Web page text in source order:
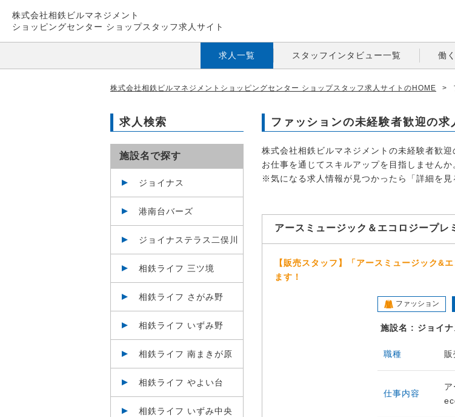
株式会社相鉄ビルマネジメント
ショッピングセンター ショップスタッフ求人サイト
求人一覧 スタッフインタビュー一覧 働
株式会社相鉄ビルマネジメントショッピングセンター ショップスタッフ求人サイトのHOME >
求人検索
施設名で探す
ジョイナス
港南台バーズ
ジョイナステラス二俣川
相鉄ライフ 三ツ境
相鉄ライフ さがみ野
相鉄ライフ いずみ野
相鉄ライフ 南まきが原
相鉄ライフ やよい台
相鉄ライフ いずみ中央
ファッションの未経験者歓迎の求
株式会社相鉄ビルマネジメントの未経験者歓迎
お仕事を通じてスキルアップを目指しませんか
※気になる求人情報が見つかったら「詳細を見
アースミュージック＆エコロジープレ
【販売スタッフ】「アースミュージック&
ます！
ファッション
施設名 : ジョイナ
職種
仕事内容